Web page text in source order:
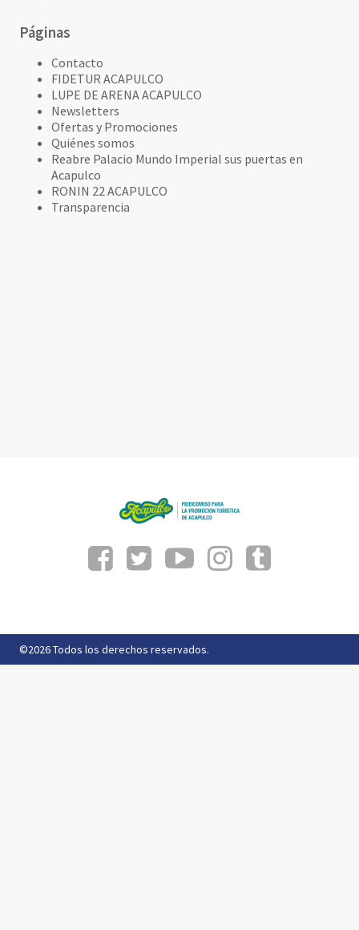
Páginas
Contacto
FIDETUR ACAPULCO
LUPE DE ARENA ACAPULCO
Newsletters
Ofertas y Promociones
Quiénes somos
Reabre Palacio Mundo Imperial sus puertas en
Acapulco
RONIN 22 ACAPULCO
Transparencia
©2026 Todos los derechos reservados.